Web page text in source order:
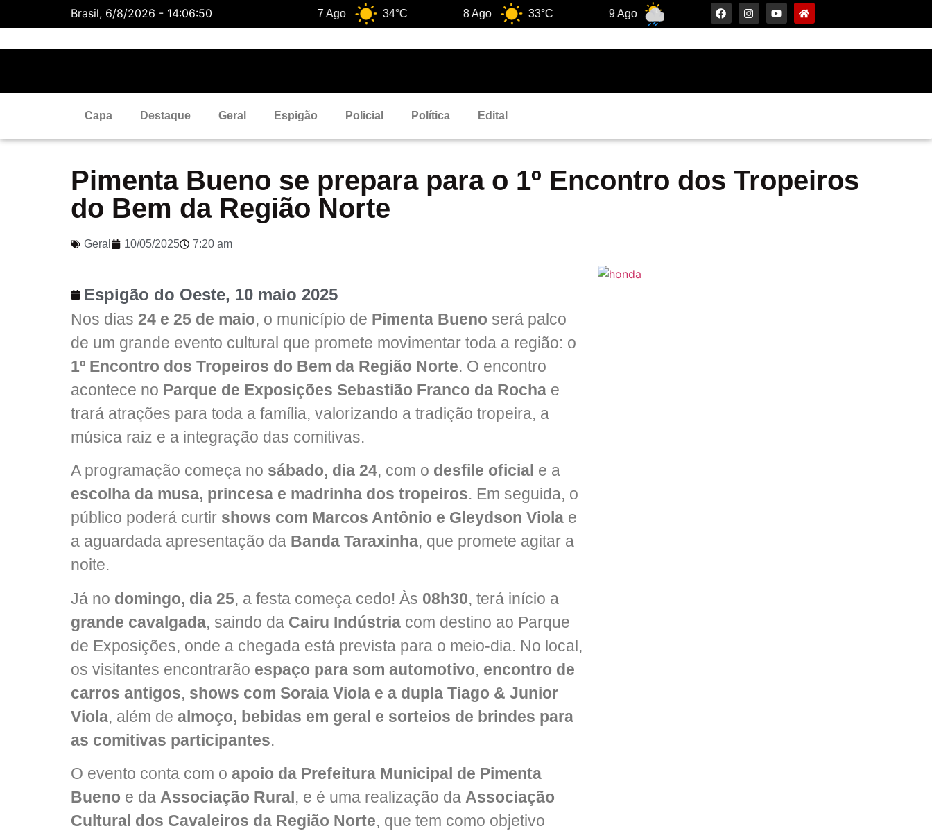
Brasil, 6/8/2026 - 14:06:51
6 Ago 34°C 34°C 33°C 30°C 10 Ago 33°C
Capa Destaque Geral Espigão Policial Política Edital
Pimenta Bueno se prepara para o 1º Encontro dos Tropeiros
do Bem da Região Norte
Geral 10/05/2025 7:20 am
Espigão do Oeste, 10 maio 2025
Nos dias 24 e 25 de maio, o município de Pimenta Bueno será palco
de um grande evento cultural que promete movimentar toda a região: o
1º Encontro dos Tropeiros do Bem da Região Norte. O encontro
acontece no Parque de Exposições Sebastião Franco da Rocha e
trará atrações para toda a família, valorizando a tradição tropeira, a
música raiz e a integração das comitivas.
A programação começa no sábado, dia 24, com o desfile oficial e a
escolha da musa, princesa e madrinha dos tropeiros. Em seguida, o
público poderá curtir shows com Marcos Antônio e Gleydson Viola e
a aguardada apresentação da Banda Taraxinha, que promete agitar a
noite.
Já no domingo, dia 25, a festa começa cedo! Às 08h30, terá início a
grande cavalgada, saindo da Cairu Indústria com destino ao Parque
de Exposições, onde a chegada está prevista para o meio-dia. No local,
os visitantes encontrarão espaço para som automotivo, encontro de
carros antigos, shows com Soraia Viola e a dupla Tiago & Junior
Viola, além de almoço, bebidas em geral e sorteios de brindes para
as comitivas participantes.
O evento conta com o apoio da Prefeitura Municipal de Pimenta
Bueno e da Associação Rural , e é uma realização da Associação
Cultural dos Cavaleiros da Região Norte, que tem como objetivo